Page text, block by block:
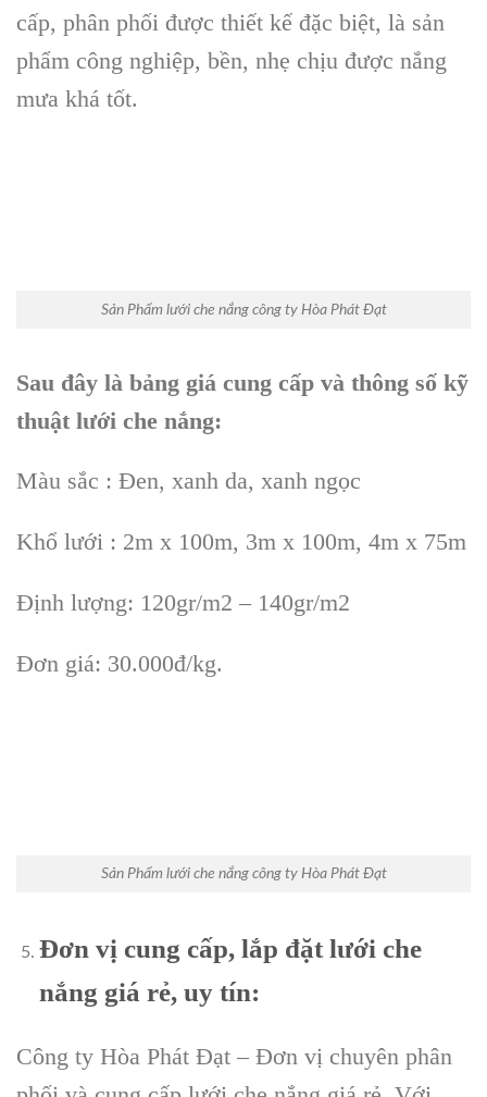
cấp, phân phối được thiết kế đặc biệt, là sản
phẩm công nghiệp, bền, nhẹ chịu được nắng
mưa khá tốt.
Sản Phẩm lưới che nắng công ty Hòa Phát Đạt
Sau đây là bảng giá cung cấp và thông số kỹ
thuật lưới che nắng:
Màu sắc : Đen, xanh da, xanh ngọc
Khổ lưới : 2m x 100m, 3m x 100m, 4m x 75m
Định lượng: 120gr/m2 – 140gr/m2
Đơn giá: 30.000đ/kg.
Sản Phẩm lưới che nắng công ty Hòa Phát Đạt
Đơn vị cung cấp, lắp đặt lưới che
nắng giá rẻ, uy tín:
Công ty Hòa Phát Đạt – Đơn vị chuyên phân